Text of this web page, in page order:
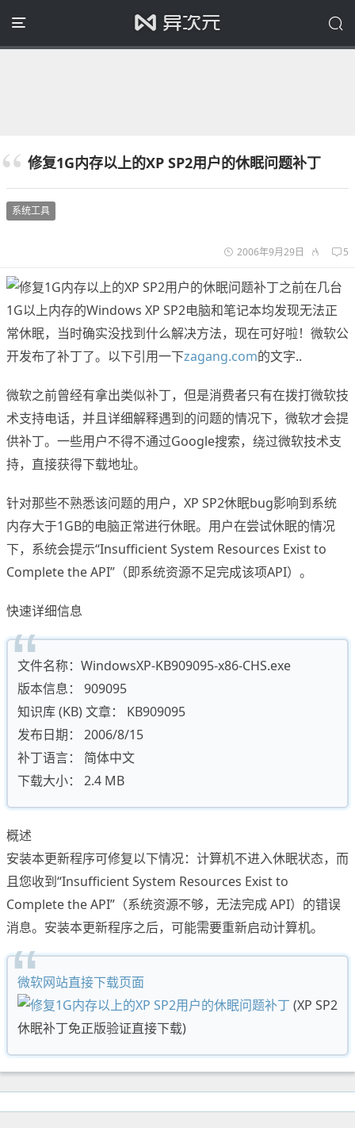
修复1G内存以上的XP SP2用户的休眠问题补丁
系统工具
2006年9月29日 5
之前在几台
1G以上内存的Windows XP SP2电脑和笔记本均发现无法正
常休眠，当时确实没找到什么解决方法，现在可好啦！微软公
开发布了补丁了。以下引用一下zagang.com的文字..
微软之前曾经有拿出类似补丁，但是消费者只有在拨打微软技
术支持电话，并且详细解释遇到的问题的情况下，微软才会提
供补丁。一些用户不得不通过Google搜索，绕过微软技术支
持，直接获得下载地址。
针对那些不熟悉该问题的用户，XP SP2休眠bug影响到系统
内存大于1GB的电脑正常进行休眠。用户在尝试休眠的情况
下，系统会提示“Insufficient System Resources Exist to
Complete the API”（即系统资源不足完成该项API）。
快速详细信息
文件名称：WindowsXP-KB909095-x86-CHS.exe
版本信息： 909095
知识库 (KB) 文章： KB909095
发布日期： 2006/8/15
补丁语言： 简体中文
下载大小： 2.4 MB
概述
安装本更新程序可修复以下情况：计算机不进入休眠状态，而
且您收到“Insufficient System Resources Exist to
Complete the API”（系统资源不够，无法完成 API）的错误
消息。安装本更新程序之后，可能需要重新启动计算机。
微软网站直接下载页面
(XP SP2
休眠补丁免正版验证直接下载)